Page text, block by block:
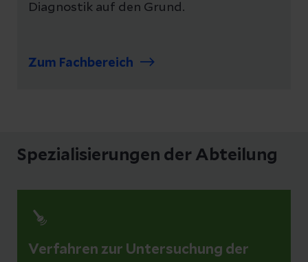
Diagnostik auf den Grund.
Zum Fachbereich
Spezialisierungen der Abteilung
Verfahren zur Untersuchung der